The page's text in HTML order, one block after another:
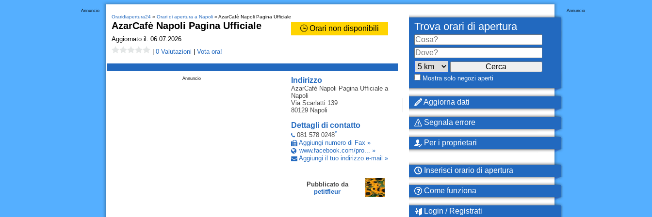
Annuncio
Oraridiapertura24» Orari di apertura a Napoli» AzarCafè Napoli Pagina Ufficiale
AzarCafè Napoli Pagina Ufficiale 🕒 Orari non disponibili
Aggiornato il: 06.07.2026
0 Valutazioni Vota ora!
Indirizzo
AzarCafè Napoli Pagina Ufficialea
Napoli
Via Scarlatti 139
80129 Napoli
Dettagli di contatto
081 578 0248*
Aggiungi numero di Fax »
www.facebook.com/pro... »
Aggiungi il tuo indirizzo e-mail »
Pubblicato da
petitfleur
Annuncio
Annuncio
Trova orari di apertura
Mostra solo negozi aperti
Aggiorna dati
Segnala errore
Per i proprietari
Inserisci orario di apertura
Come funziona
Login / Registrati